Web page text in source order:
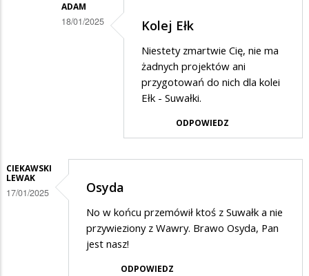
ADAM
18/01/2025
Lublin?
Kolej Ełk
Niestety zmartwie Cię, nie ma
żadnych projektów ani
przygotowań do nich dla kolei
Ełk - Suwałki.
ODPOWIEDZ
CIEKAWSKI
LEWAK
17/01/2025 Osyda
No w końcu przemówił ktoś z Suwałk a nie
przywieziony z Wawry. Brawo Osyda, Pan
jest nasz!
ODPOWIEDZ